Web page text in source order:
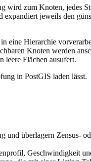
wird zum Knoten, jedes
jeweils den
eine Hierarchie
Knoten werden
leere Flächen ausufert.
in PostGIS laden lässt.
und überlagern Zensus-
Geschwindigkeit